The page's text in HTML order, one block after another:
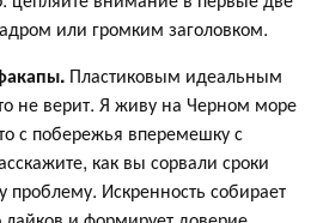
или громким заголовком.
Пластиковым идеальным
не верит. Я живу на Черном море
с побережья вперемешку с
как вы сорвали сроки
проблему. Искренность собирает